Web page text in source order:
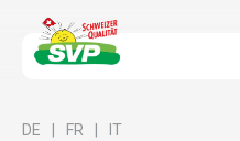
DE FR IT